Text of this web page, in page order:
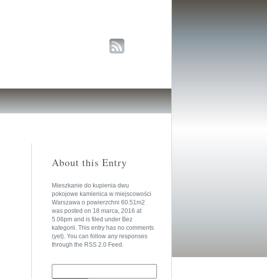
About this Entry
Mieszkanie do kupienia dwu
pokojowe kamienica w miejscowości
Warszawa o powierzchni 60.51m2
was posted on 18 marca, 2016 at
5.06pm and is filed under Bez
kategorii. This entry has no comments
(yet). You can follow any responses
through the RSS 2.0 Feed .